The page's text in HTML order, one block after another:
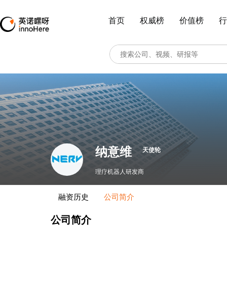
首页 权威榜 价值榜
纳意维 天使轮
理疗机器人研发商
融资历史 公司简介
公司简介